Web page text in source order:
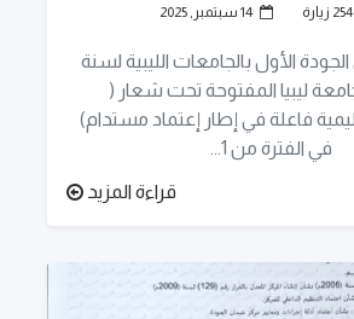
254 زيارة 14 سبتمبر, 2025
الأول بالجامعات الليبية لسنة
جامعة ليبيا المفتوحة تحت شعار (
فاعلة في إطار إعتماد مستدام)
في الفترة من 1...
قراءة المزيد